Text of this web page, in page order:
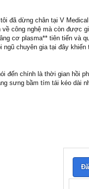
đã dừng chân tại V
công nghệ mà còn được
cơ plasma** tiên tiến và
chuyên gia tại đây
đến chính là thời gian hồi
sưng bầm tím tái kéo dài